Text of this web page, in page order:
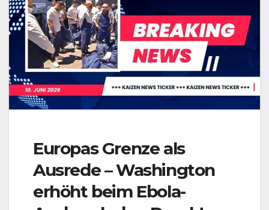
Europas Grenze als
Ausrede – Washington
erhöht beim Ebola-